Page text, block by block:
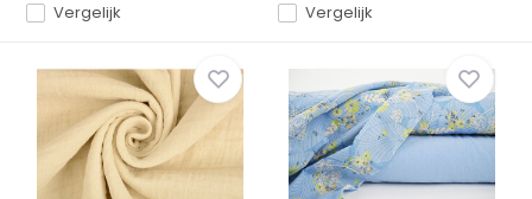
Vergelijk Vergelijk